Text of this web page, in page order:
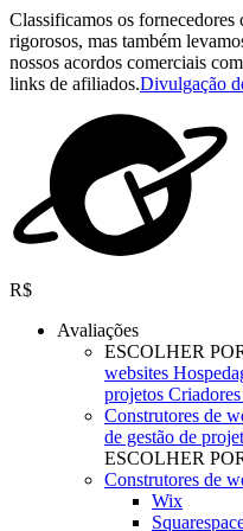
Classificamos os fornecedores
rigorosos, mas também
nossos acordos comerciais
links de afiliados.Divulgação
R$
Avaliações
ESCOLHER
websites
projetos
Construtores de
de gestão de
ESCOLHER
Construtores de
Wix